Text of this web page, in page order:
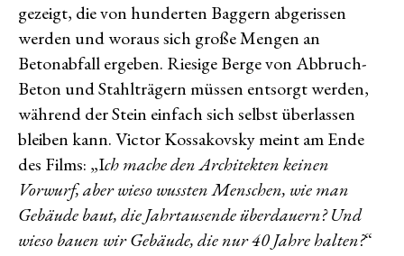
gezeigt, die von hunderten Baggern abgerissen
werden und woraus sich große Mengen an
Betonabfall ergeben. Riesige Berge von Abbruch-
Beton und Stahlträgern müssen entsorgt werden,
während der Stein einfach sich selbst überlassen
bleiben kann. Victor Kossakovsky meint am Ende
des Films: „Ich mache den Architekten keinen
Vorwurf, aber wieso wussten Menschen, wie man
Gebäude baut, die Jahrtausende überdauern? Und
wieso bauen wir Gebäude, die nur 40 Jahre halten?“